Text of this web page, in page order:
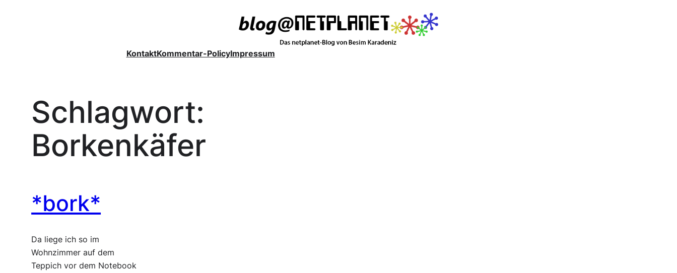
KontaktKommentar-PolicyImpressum
Schlagwort:
Borkenkäfer
*bork*
Da liege ich so im
Wohnzimmer auf dem
Teppich vor dem Notebook